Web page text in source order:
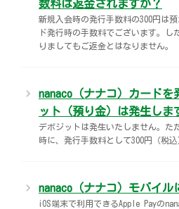
数料は返金されますか？
新規入会時の発行手数料の300円は
ド発行時の手数料でございます。し
りましてもご返金とはなりません。
nanaco（ナナコ）カード
ット（預り金）は発生しま
デポジットは発生いたしません。た
時に、発行手数料として300円（税込
nanaco（ナナコ）モバイル
iOS端末で利用できるApple Payの